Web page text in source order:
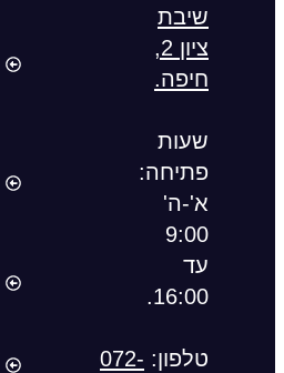
שיבת
ציון 2,
חיפה.
שעות
פתיחה:
א'-ה'
9:00
עד
16:00.
טלפון: 072-